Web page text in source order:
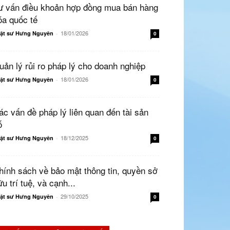
vấn điều khoản hợp đồng mua bán hàng
quốc tế
sư Hưng Nguyên - 18/01/2026 0
lý rủi ro pháp lý cho doanh nghiệp
sư Hưng Nguyên - 18/01/2026 0
vấn đề pháp lý liên quan đến tài sản
sư Hưng Nguyên - 18/12/2025 0
sách về bảo mật thông tin, quyền sở
trí tuệ, và cạnh...
sư Hưng Nguyên - 29/10/2025 0